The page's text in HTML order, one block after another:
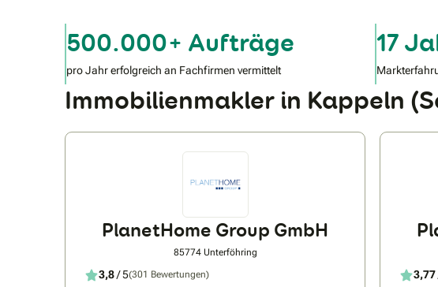
500.000+ Aufträge
pro Jahr erfolgreich an Fachfirmen vermittelt
17
Immobilienmakler in Kappeln
PlanetHome Group GmbH
85774 Unterföhring
3,8/ 5(301 Bewertungen) 3,77